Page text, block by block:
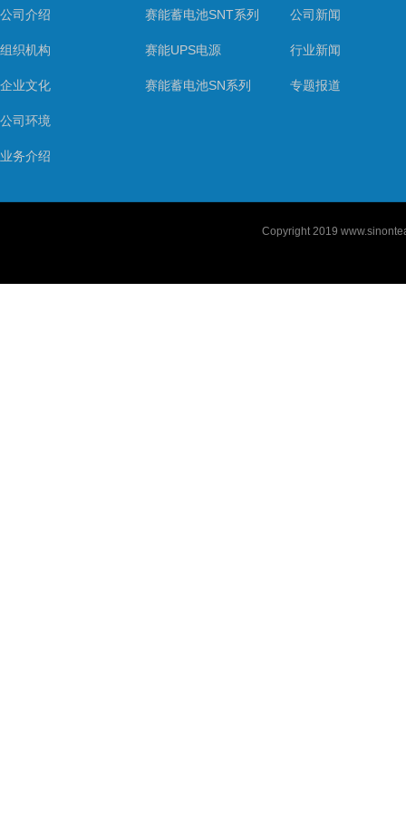
公司介绍
组织机构
企业文化
公司环境
业务介绍
赛能蓄电池SNT系列
赛能UPS电源
赛能蓄电池SN系列
公司新闻
行业新闻
专题报道
Copyright 2019